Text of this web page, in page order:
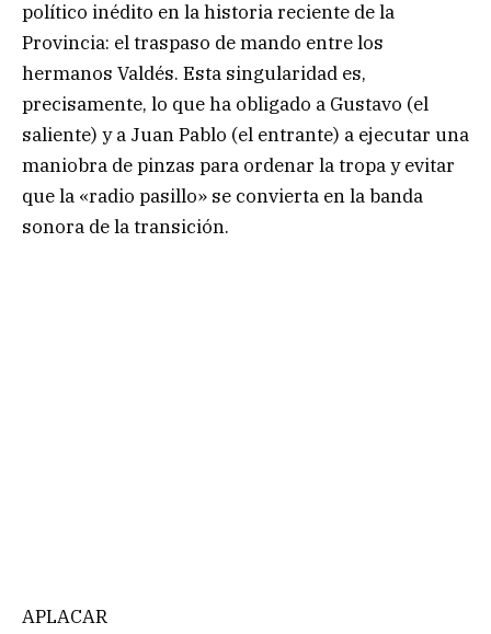
político inédito en la historia reciente de la
Provincia: el traspaso de mando entre los
hermanos Valdés. Esta singularidad es,
precisamente, lo que ha obligado a Gustavo (el
saliente) y a Juan Pablo (el entrante) a ejecutar una
maniobra de pinzas para ordenar la tropa y evitar
que la «radio pasillo» se convierta en la banda
sonora de la transición.
APLACAR